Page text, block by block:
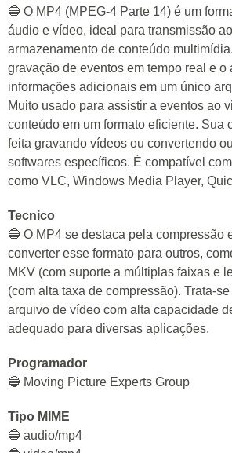
🔵 O MP4 (MPEG-4 Parte 14) é um
áudio e vídeo, ideal para transmissão
armazenamento de conteúdo
gravação de eventos em tempo real e o
informações adicionais em um único
Muito usado para assistir a eventos ao
conteúdo em um formato eficiente. Sua
feita gravando vídeos ou convertendo
softwares específicos. É compatível
como VLC, Windows Media Player,
Tecnico
🔵 O MP4 se destaca pela compressão
converter esse formato para outros,
MKV (com suporte a múltiplas faixas e
(com alta taxa de compressão). Trata-
arquivo de vídeo com alta capacidade
adequado para diversas aplicações.
Programador
🔵 Moving Picture Experts Group
Tipo MIME
🔵 audio/mp4